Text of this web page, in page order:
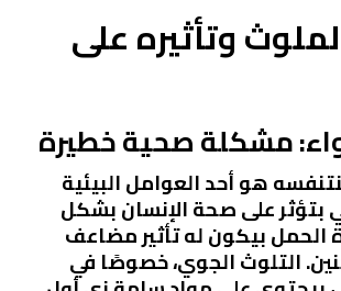
وتأثيره على
مشكلة صحية خطيرة
هو أحد العوامل البيئية
بتؤثر على صحة الإنسان بشكل
الحمل بيكون له تأثير مضاعف
التلوث الجوي، خصوصًا في